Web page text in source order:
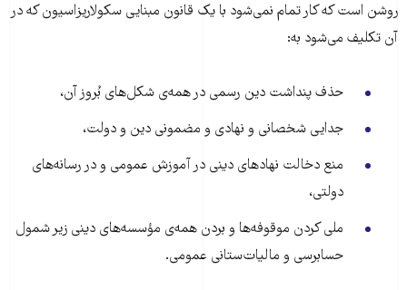
روشن است که کار تمام نمی‌شود با یک قانون مبنایی سکولاریزاسیون که در
آن تکلیف می‌شود به:
حذف پنداشت دین رسمی در همه‌ی شکل‌های بُروز آن،
جدایی شخصانی و نهادی و مضمونی دین و دولت،
منع دخالت نهادهای دینی در آموزش عمومی و در رسانه‌های
دولتی،
ملی کردن موقوفه‌ها و بردن همه‌ی مؤسسه‌های دینی زیر شمول
حسابرسی و مالیات‌ستانی عمومی.